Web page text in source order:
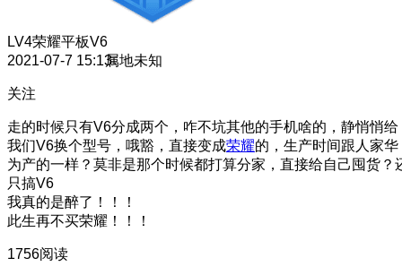
LV4荣耀平板V6
2021-07-7 15:13属地未知
关注
走的时候只有V6分成两个，咋不坑其他的手机啥的，静悄悄给
我们V6换个型号，哦豁，直接变成荣耀的，生产时间跟人家华
为产的一样？莫非是那个时候都打算分家，直接给自己囤货？
只搞V6
我真的是醉了！！！
此生再不买荣耀！！！
1756阅读